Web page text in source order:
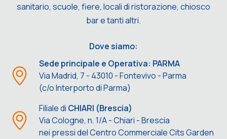
sanitario, scuole, fiere, locali di ristorazione, chiosco
bar e tanti altri.
Dove siamo:
Sede principale e Operativa: PARMA
Via Madrid, 7 - 43010 - Fontevivo - Parma
(c/o Interporto di Parma)
Filiale di CHIARI (Brescia)
Via Cologne, n. 1/A - Chiari - Brescia
nei pressi del Centro Commerciale Cits Garden